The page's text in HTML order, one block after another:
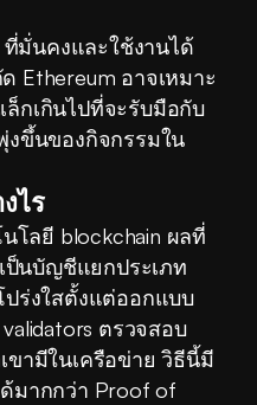
มั่นคงและใช้งานได้
Ethereum อาจเหมาะ
กเกินไปที่จะรับมือกับ
งขึ้นของกิจกรรมใน
ไร
โลยี blockchain ผลที่
ป็นบัญชีแยกประเภท
ร่งใสตั้งแต่ออกแบบ
ตรวจสอบ
ามีในเครือข่าย วิธีนี้มี
มากกว่า Proof of